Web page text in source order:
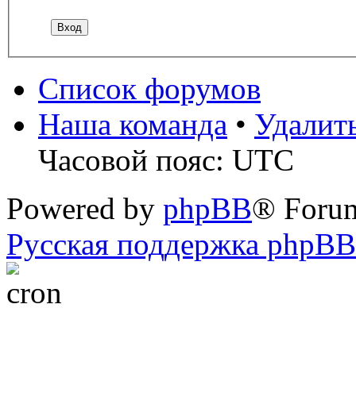
Список форумов
Наша команда •
Часовой пояс: UTC
Powered by phpBB®
Русская поддержка phpBB